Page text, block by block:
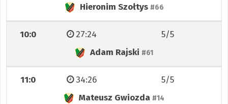
Hieronim Szołtys #66
10:0
Adam Rajski #61
5/5
27:24
11:0
Mateusz Gwiozda #14
5/5
34:26